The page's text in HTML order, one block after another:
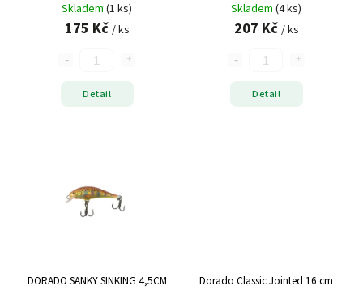
Skladem (1 ks)
175 Kč / ks
Detail
Skladem (4 ks)
207 Kč / ks
Detail
DORADO SANKY SINKING 4,5CM Dorado Classic Jointed 16 cm